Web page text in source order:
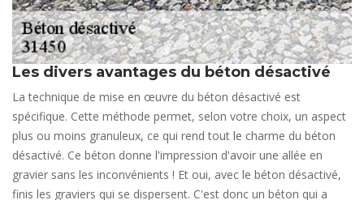
Les divers avantages du béton désactivé
La technique de mise en œuvre du béton désactivé est
spécifique. Cette méthode permet, selon votre choix, un aspect
plus ou moins granuleux, ce qui rend tout le charme du béton
désactivé. Ce béton donne l'impression d'avoir une allée en
gravier sans les inconvénients ! Et oui, avec le béton désactivé,
finis les graviers qui se dispersent. C'est donc un béton qui a